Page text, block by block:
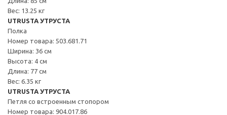
Вес: 13.25 кг
UTRUSTA УТРУСТА
Полка
Номер товара: 503.681.71
Ширина: 36 см
Высота: 4 см
Длина: 77 см
Вес: 6.35 кг
UTRUSTA УТРУСТА
Петля со встроенным стопором
Номер товара: 904.017.86